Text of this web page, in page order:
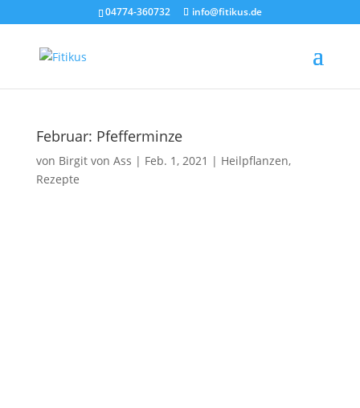
04774-360732 info@fitikus.de
Februar: Pfefferminze
von Birgit von Ass | Feb. 1, 2021 | Heilpflanzen,
Rezepte